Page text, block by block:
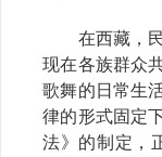
在西藏，
现在各族群众
歌舞的日常生
律的形式固定
法》的制定，